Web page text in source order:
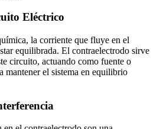
Eléctrico
la corriente que fluye en el
equilibrada. El contraelectrodo sirve
circuito, actuando como fuente o
mantener el sistema en equilibrio